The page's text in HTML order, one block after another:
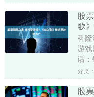
股
歌
科隆
游戏
话：
多。
分类
股